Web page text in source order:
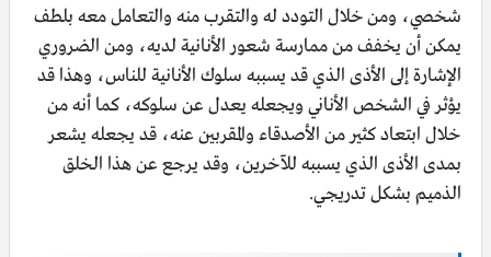
شخصي، ومن خلال التودد له والتقرب منه والتعامل معه بلطف
يمكن أن يخفف من ممارسة شعور الأنانية لديه، ومن الضروري
الإشارة إلى الأذى الذي قد يسببه سلوك الأنانية للناس، وهذا قد
يؤثر في الشخص الأناني ويجعله يعدل عن سلوكه، كما أنه من
خلال ابتعاد كثير من الأصدقاء والمقربين عنه، قد يجعله يشعر
بمدى الأذى الذي يسببه للآخرين، وقد يرجع عن هذا الخلق
الذميم بشكل تدريجي.